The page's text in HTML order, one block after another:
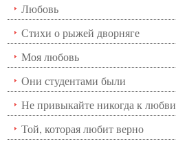
Любовь
Стихи о рыжей дворняге
Моя любовь
Они студентами были
Не привыкайте никогда к любви
Той, которая любит верно